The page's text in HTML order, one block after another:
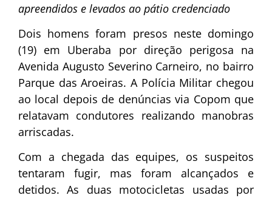
apreendidos e levados ao pátio credenciado
Dois homens foram presos neste domingo
(19) em Uberaba por direção perigosa na
Avenida Augusto Severino Carneiro, no bairro
Parque das Aroeiras. A Polícia Militar chegou
ao local depois de denúncias via Copom que
relatavam condutores realizando manobras
arriscadas.
Com a chegada das equipes, os suspeitos
tentaram fugir, mas foram alcançados e
detidos. As duas motocicletas usadas por